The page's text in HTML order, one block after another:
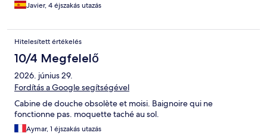
Javier, 4 éjszakás utazás
Hitelesített értékelés
10/4 Megfelelő
2026. június 29.
Fordítás a Google segítségével
Cabine de douche obsolète et moisi. Baignoire qui ne
fonctionne pas. moquette taché au sol.
Aymar, 1 éjszakás utazás